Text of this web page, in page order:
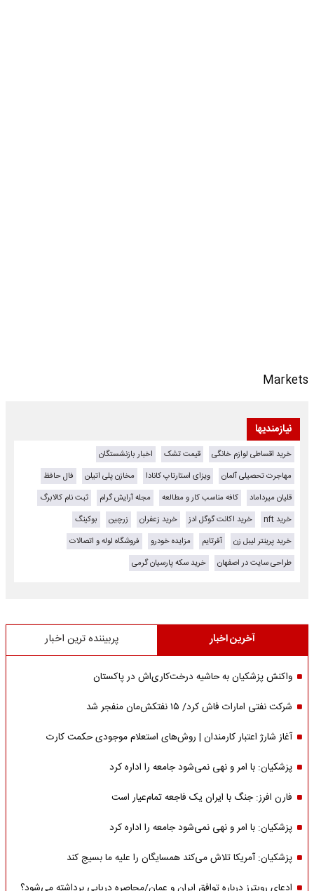
Markets
نیازمندیها
خرید اقساطی لوازم خانگی قیمت تشک
اخبار بازنشستگان
مهاجرت تحصیلی آلمان
ویزای استارتاپ کانادا مخازن پلی اتیلن
فال حافظ
قلیان میرداماد
کافه مناسب کار و مطالعه مجله آرایش گرام
ثبت نام کالابرگ
خرید nft
خرید اکانت گوگل ادز خرید زعفران زرچین
بوکینگ
خرید پرینتر لیبل زن
آفرتایم مزایده خودرو
فروشگاه لوله و اتصالات
طراحی سایت در اصفهان
خرید سکه پارسیان گرمی
آخرین اخبار پربیننده ترین اخبار
واکنش پزشکیان به حاشیه درخت‌کاری‌اش در پاکستان
شرکت نفتی امارات فاش کرد/ ۱۵ نفتکش‌مان منفجر شد
آغاز شارژ اعتبار کارمندان | روش‌های استعلام موجودی حکمت کارت
پزشکیان: با امر و نهی نمی‌شود جامعه را اداره کرد
فارن افرز: جنگ با ایران یک فاجعه تمام‌عیار است
پزشکیان: با امر و نهی نمی‌شود جامعه را اداره کرد
پزشکیان: آمریکا تلاش می‌کند همسایگان را علیه ما بسیج کند